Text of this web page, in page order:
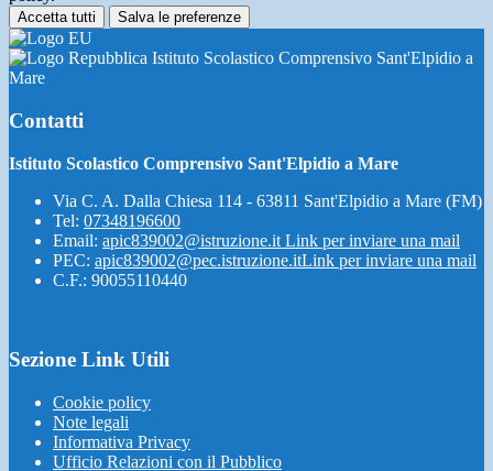
Accetta tutti Salva le preferenze
Istituto Scolastico Comprensivo Sant'Elpidio a
Mare
Contatti
Istituto Scolastico Comprensivo Sant'Elpidio a Mare
Via C. A. Dalla Chiesa 114 - 63811 Sant'Elpidio a Mare (FM)
Tel: 07348196600
Email: apic839002@istruzione.it Link per inviare una mail
PEC: apic839002@pec.istruzione.itLink per inviare una mail
C.F.: 90055110440
Sezione Link Utili
Cookie policy
Note legali
Informativa Privacy
Ufficio Relazioni con il Pubblico